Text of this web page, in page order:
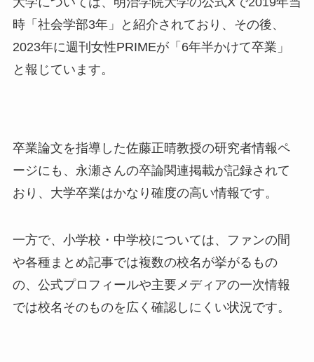
時「社会学部3年」と紹介されており、その後、
2023年に週刊女性PRIMEが「6年半かけて卒業」
と報じています。
卒業論文を指導した佐藤正晴教授の研究者情報ペ
ージにも、永瀬さんの卒論関連掲載が記録されて
おり、大学卒業はかなり確度の高い情報です。
一方で、小学校・中学校については、ファンの間
や各種まとめ記事では複数の校名が挙がるもの
の、公式プロフィールや主要メディアの一次情報
では校名そのものを広く確認しにくい状況です。